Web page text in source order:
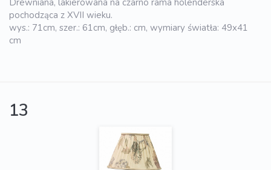
pochodząca z XVII wieku.
wys.: 71cm, szer.: 61cm, głęb.: cm, wymiary światła: 49x41
cm
13